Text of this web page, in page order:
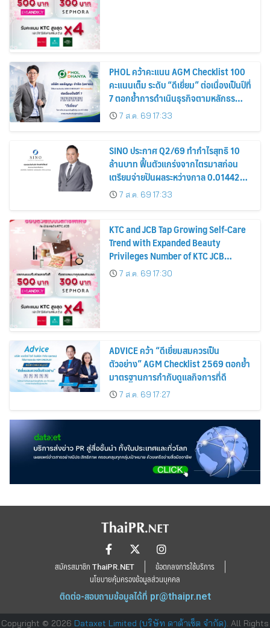
PHOL คว้าคะแนน AGM Checklist 100
คะแนนเต็ม ระดับ “ดีเยี่ยม” ต่อเนื่องเป็นปีที่
7 ตอกย้ำการดำเนินธุรกิจตามหลักธร
รมาภิบาล โปร่งใส สร้างความเชื่อมั่นผู้ถือ
หุ้น
7 ส.ค. 69 17:33
SINO ประกาศ Q2/69 ทำกำไรสุทธิ 10
ล้านบาท ฟื้นตัวแกร่งจากไตรมาสก่อน
เตรียมจ่ายปันผลระหว่างกาล 0.014423
บาทต่อหุ้น ครึ่งปีหลังมุ่งเติบโตต่อเนื่อง
7 ส.ค. 69 17:33
KTC and JCB Tap Growing Self-Care
Trend with Expanded Beauty
Privileges Number of KTC JCB
Cardmembers Spending on
Cosmetics Rises 26%
7 ส.ค. 69 17:30
ADVICE คว้า “ดีเยี่ยมสมควรเป็น
ตัวอย่าง” AGM Checklist 2569 ตอกย้ำ
มาตรฐานการกำกับดูแลกิจการที่ดี
7 ส.ค. 69 17:27
สมัครสมาชิก ThaiPR.NET
ข้อตกลงการใช้บริการ
นโยบายคุ้มครองข้อมูลส่วนบุคคล
ติดต่อ-สอบถามข้อมูลได้ที่ pr@thaipr.net
Copyright © 2026 Dataxet Limited (บริษัท ดาต้าเซ็ต จำกัด). All Rights